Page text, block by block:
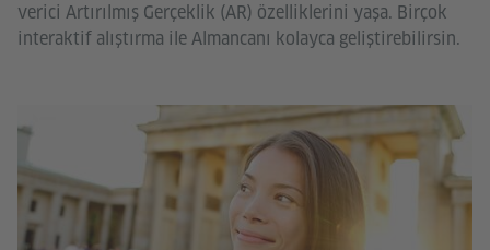
verici Artırılmış Gerçeklik (AR) özelliklerini yaşa. Birçok
interaktif alıştırma ile Almancanı kolayca geliştirebilirsin.